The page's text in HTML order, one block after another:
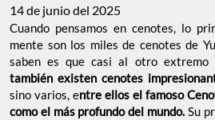
14 de junio del 2025
Cuando pensamos en cenotes, lo
mente son los miles de cenotes de
saben es que casi al otro extremo
también existen cenotes
sino varios, entre ellos el famoso
como el más profundo del mundo. Su